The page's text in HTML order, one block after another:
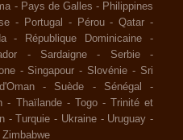
- Pays de Galles - Philippines
- Portugal - Pérou -Qatar -
- République Dominicaine
-
- Sardaigne - Serbie
-
- Singapour - Slovénie - Sri
- Suède - Sénégal
-
- Thaïlande - Togo -
Trinité et
- Turquie - Ukraine - Uruguay -
Zimbabwe